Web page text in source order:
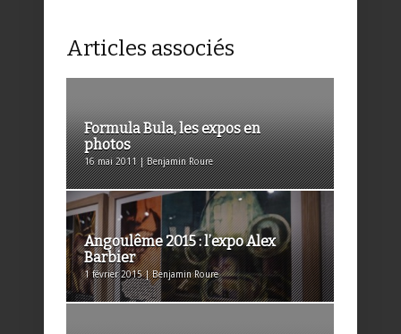
Articles associés
Formula Bula, les expos en
photos
16 mai 2011 | Benjamin Roure
Angoulême 2015 : l’expo Alex
Barbier
1 février 2015 | Benjamin Roure